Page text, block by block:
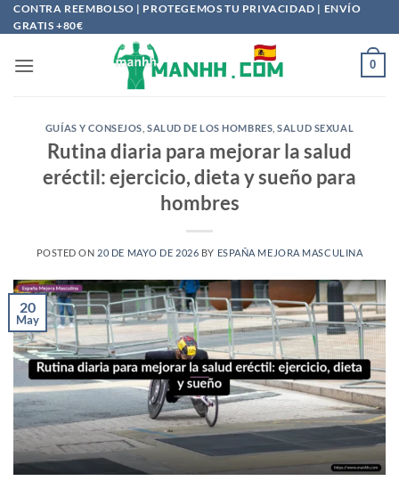
Saltar
al
CONTRA REEMBOLSO | PROTEGEMOS TU PRIVACIDAD | ENVÍO
GRATIS +80€
0
GUÍAS Y CONSEJOS ,SALUD DE LOS HOMBRES ,SALUD SEXUAL
Rutina diaria para mejorar la salud
eréctil: ejercicio, dieta y sueño para
hombres
POSTED ON 20 DE MAYO DE 2026 BY ESPAÑA MEJORA MASCULINA
20
May